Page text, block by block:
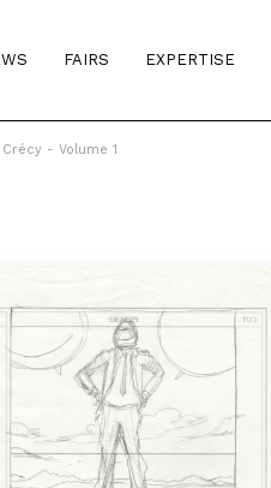
FAIRS EXPERTISE
- Volume 1